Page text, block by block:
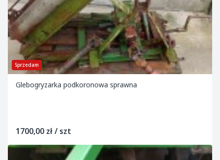
Sprzedam
Glebogryzarka podkoronowa sprawna
1700,00 zł / szt